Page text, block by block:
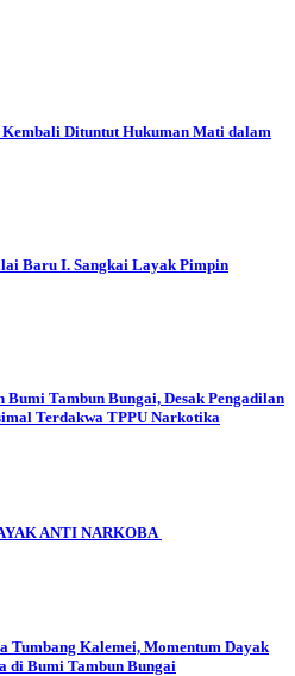
Dituntut Hukuman Mati dalam
Baru I. Sangkai Layak Pimpin
Tambun Bungai, Desak Pengadilan
Terdakwa TPPU Narkotika
ANTI NARKOBA
Tumbang Kalemei, Momentum Dayak
di Bumi Tambun Bungai